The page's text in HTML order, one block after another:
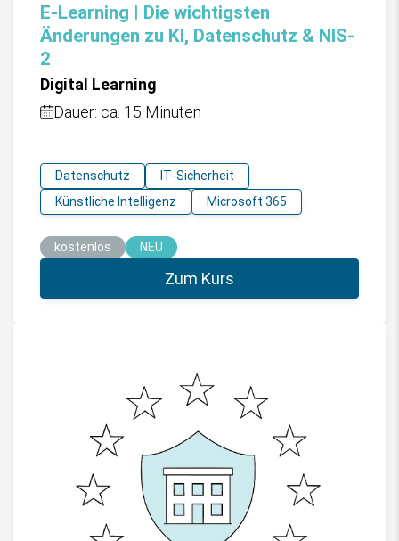
E-Learning | Die wichtigsten
Änderungen zu KI, Datenschutz & NIS-
2
Digital Learning
Dauer: ca. 15 Minuten
Datenschutz
IT-Sicherheit
Künstliche Intelligenz
Microsoft 365
kostenlos NEU
Zum Kurs